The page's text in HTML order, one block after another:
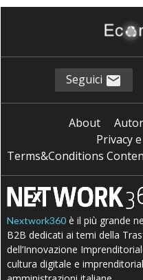
Seguici
About
Privacy
Terms&Conditions
Nextwork360 è il più grande
B2B dedicati ai temi della
dell’Innovazione
cultura digitale e